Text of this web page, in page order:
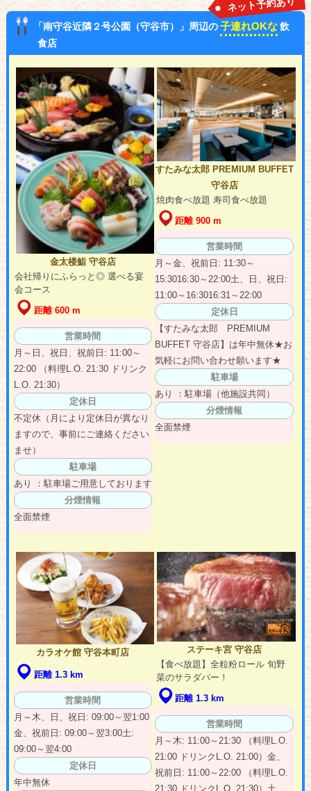
「南守谷近隣２号公園（守谷市）」周辺の子連れOKな 飲
食店
金太楼鮨 守谷店
会社帰りにふらっと◎ 選べる宴
会コース
距離 600 m
営業時間
月～日、祝日、祝前日: 11:00～
22:00 （料理L.O. 21:30 ドリンク
L.O. 21:30）
定休日
不定休（月により定休日が異なり
ますので、事前にご連絡ください
ませ）
駐車場
あり ：駐車場ご用意しております
分煙情報
全面禁煙
すたみな太郎 PREMIUM BUFFET
守谷店
焼肉食べ放題 寿司食べ放題
距離 900 m
営業時間
月～金、祝前日: 11:30～
15:3016:30～22:00土、日、祝日:
11:00～16:3016:31～22:00
定休日
【すたみな太郎 PREMIUM
BUFFET 守谷店】は年中無休★お
気軽にお問い合わせ願います★
駐車場
あり ：駐車場（他施設共同）
分煙情報
全面禁煙
カラオケ館 守谷本町店
距離 1.3 km
営業時間
月～木、日、祝日: 09:00～翌1:00
金、祝前日: 09:00～翌3:00土:
09:00～翌4:00
定休日
年中無休
ステーキ宮 守谷店
【食べ放題】全粒粉ロール 旬野
菜のサラダバー！
距離 1.3 km
営業時間
月～木: 11:00～21:30 （料理L.O.
21:00 ドリンクL.O. 21:00）金、
祝前日: 11:00～22:00 （料理L.O.
21:30 ドリンクL.O. 21:30）土、